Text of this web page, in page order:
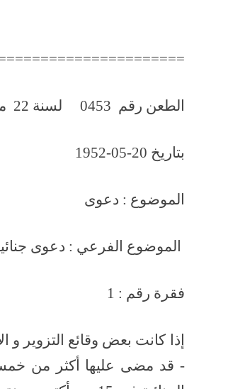
الطعن رقم 0453 لسنة 22 مكتب فنى 03 صفحة رقم 984
بتاريخ 20-05-1952
الموضوع : دعوى
الموضوع الفرعي
فقرة رقم : 1
إذا كانت بعض وقائع التزوير
- قد مضى عليها أكثر من